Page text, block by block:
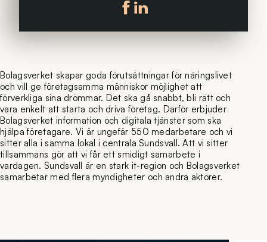
Bolagsverket skapar goda förutsättningar för näringslivet
och vill ge företagsamma människor möjlighet att
förverkliga sina drömmar. Det ska gå snabbt, bli rätt och
vara enkelt att starta och driva företag. Därför erbjuder
Bolagsverket information och digitala tjänster som ska
hjälpa företagare. Vi är ungefär 550 medarbetare och vi
sitter alla i samma lokal i centrala Sundsvall. Att vi sitter
tillsammans gör att vi får ett smidigt samarbete i
vardagen. Sundsvall är en stark it-region och Bolagsverket
samarbetar med flera myndigheter och andra aktörer.
Följ oss på facebook
Följ oss på linkedin